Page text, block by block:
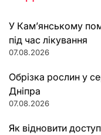
У Кам’янському
під час лікування
07.08.2026
Обрізка рослин у
Дніпра
07.08.2026
Як відновити